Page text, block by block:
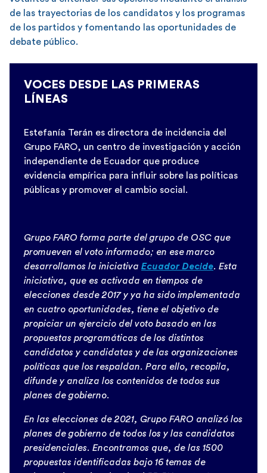
de las trayectorias de los candidatos y los programas
de los partidos y fomentando las oportunidades de
debate público.
VOCES DESDE LAS PRIMERAS
LÍNEAS
Estefanía Terán es directora de incidencia del
Grupo FARO, un centro de investigación y acción
independiente de Ecuador que produce
evidencia empírica para influir sobre las políticas
públicas y promover el cambio social.
Grupo FARO forma parte del grupo de OSC que
promueven el voto informado; en ese marco
desarrollamos la iniciativa Ecuador Decide. Esta
iniciativa, que es activada en tiempos de
elecciones desde 2017 y ya ha sido implementada
en cuatro oportunidades, tiene el objetivo de
propiciar un ejercicio del voto basado en las
propuestas programáticas de los distintos
candidatos y candidatas y de las organizaciones
políticas que los respaldan. Para ello, recopila,
difunde y analiza los contenidos de todos sus
planes de gobierno.
En las elecciones de 2021, Grupo FARO analizó los
planes de gobierno de todos los y las candidatos
presidenciales. Encontramos que, de las 1500
propuestas identificadas bajo 16 temas de